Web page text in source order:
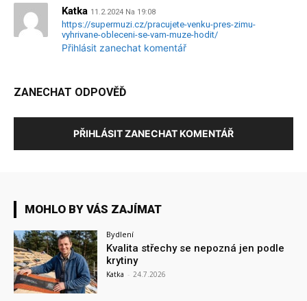
Katka 11.2.2024 Na 19:08
https://supermuzi.cz/pracujete-venku-pres-zimu-
vyhrivane-obleceni-se-vam-muze-hodit/
Přihlásit zanechat komentář
ZANECHAT ODPOVĚĎ
PŘIHLÁSIT ZANECHAT KOMENTÁŘ
MOHLO BY VÁS ZAJÍMAT
Bydlení
Kvalita střechy se nepozná jen podle
krytiny
Katka - 24.7.2026